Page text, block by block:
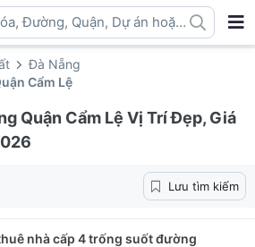
Đường, Quận, Dự án hoặc
...
Đà Nẵng
Cẩm Lệ
Quận Cẩm Lệ Vị Trí Đẹp, Giá
Lưu tìm kiếm
nhà cấp 4 trống suốt đường